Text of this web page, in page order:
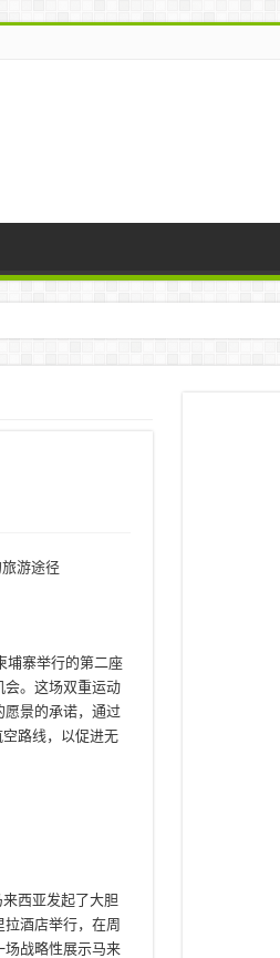
游途径
埔寨举行的第二座
会。这场双重运动
景的承诺，通过
路线，以促进无
西亚发起了大胆
酒店举行，在周
场战略性展示马来